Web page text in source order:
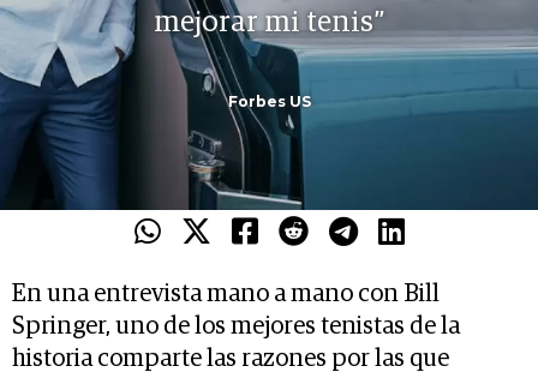
mejorar mi tenis”
Forbes US
En una entrevista mano a mano con Bill
Springer, uno de los mejores tenistas de la
historia comparte las razones por las que